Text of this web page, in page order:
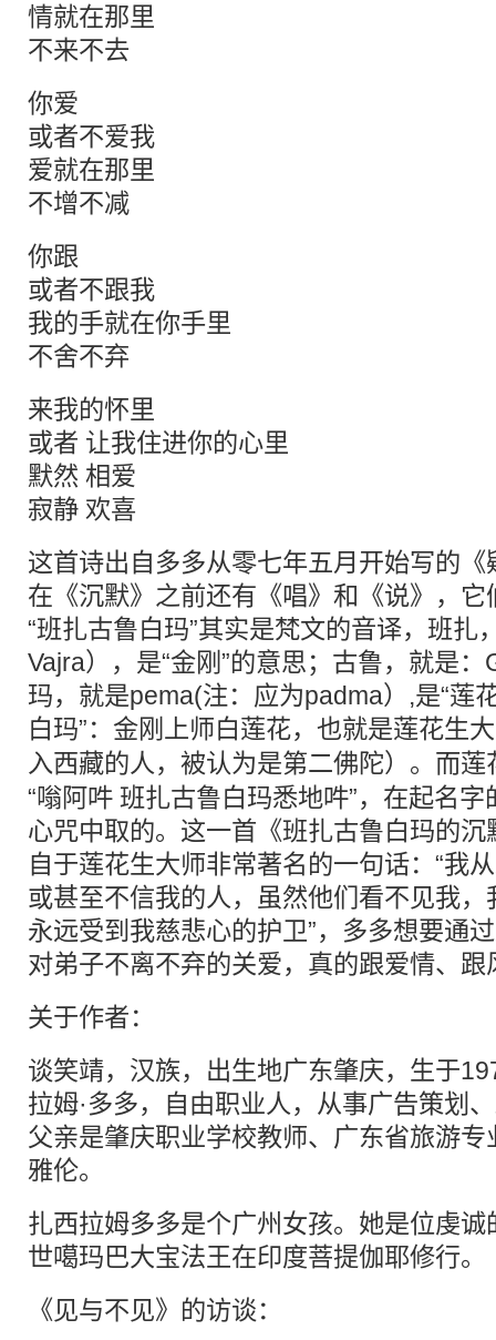
情就在那里
不来不去
你爱
或者不爱我
爱就在那里
不增不减
你跟
或者不跟我
我的手就在你手里
不舍不弃
来我的怀里
或者 让我住进你的心里
默然 相爱
寂静 欢喜
这首诗出自多多从零七年五月开始写的
在《沉默》之前还有《唱》和《说》，
“班扎古鲁白玛”其实是梵文的音译，班扎
Vajra），是“金刚”的意思；古鲁，就是：
玛，就是pema(注：应为padma）,是“莲
白玛”：金刚上师白莲花，也就是莲花生
入西藏的人，被认为是第二佛陀）。而
“嗡阿吽 班扎古鲁白玛悉地吽”，在起名
心咒中取的。这一首《班扎古鲁白玛的
自于莲花生大师非常著名的一句话：“我
或甚至不信我的人，虽然他们看不见我
永远受到我慈悲心的护卫”，多多想要通
对弟子不离不弃的关爱，真的跟爱情、
关于作者：
谈笑靖，汉族，出生地广东肇庆，生于
拉姆·多多，自由职业人，从事广告策划
父亲是肇庆职业学校教师、广东省旅游专
雅伦。
扎西拉姆多多是个广州女孩。她是位虔
世噶玛巴大宝法王在印度菩提伽耶修行。
《见与不见》的访谈：